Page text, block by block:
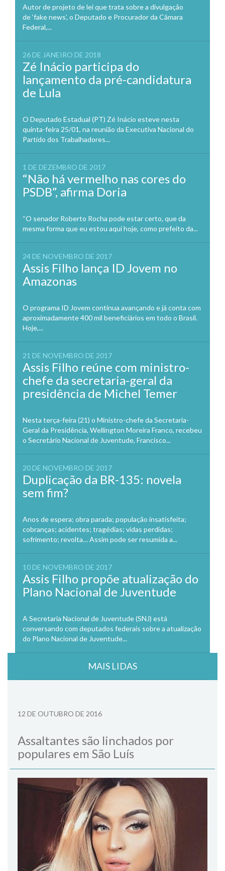
Autor de projeto de lei que trata sobre a divulgação
de ‘fake news’, o Deputado e Procurador da Câmara
Federal,...
26 DE JANEIRO DE 2018
Zé Inácio participa do
lançamento da pré-candidatura
de Lula
O Deputado Estadual (PT) Zé Inácio esteve nesta
quinta-feira 25/01, na reunião da Executiva Nacional do
Partido dos Trabalhadores...
1 DE DEZEMBRO DE 2017
“Não há vermelho nas cores do
PSDB”, afirma Doria
“O senador Roberto Rocha pode estar certo, que da
mesma forma que eu estou aqui hoje, como prefeito da...
24 DE NOVEMBRO DE 2017
Assis Filho lança ID Jovem no
Amazonas
O programa ID Jovem continua avançando e já conta com
aproximadamente 400 mil beneficiários em todo o Brasil.
Hoje,...
21 DE NOVEMBRO DE 2017
Assis Filho reúne com ministro-
chefe da secretaria-geral da
presidência de Michel Temer
Nesta terça-feira (21) o Ministro-chefe da Secretaria-
Geral da Presidência, Wellington Moreira Franco, recebeu
o Secretário Nacional de Juventude, Francisco...
20 DE NOVEMBRO DE 2017
Duplicação da BR-135: novela
sem fim?
Anos de espera; obra parada; população insatisfeita;
cobranças; acidentes; tragédias; vidas perdidas;
sofrimento; revolta… Assim pode ser resumida a...
10 DE NOVEMBRO DE 2017
Assis Filho propõe atualização do
Plano Nacional de Juventude
A Secretaria Nacional de Juventude (SNJ) está
conversando com deputados federais sobre a atualização
do Plano Nacional de Juventude...
MAIS LIDAS
12 DE OUTUBRO DE 2016
Assaltantes são linchados por
populares em São Luís